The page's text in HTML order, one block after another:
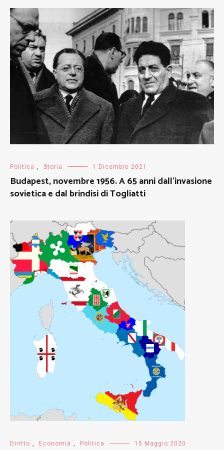
Politica , Storia 1 Dicembre 2021
Budapest, novembre 1956. A 65 anni dall’invasione
sovietica e dal brindisi di Togliatti
Diritto , Economia , Politica 15 Maggio 2020